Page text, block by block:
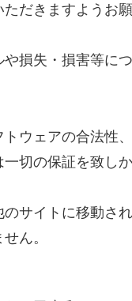
だきますようお願
損失・損害等に
ウェアの合法性
切の保証を致しか
サイトに移動さ
ん。